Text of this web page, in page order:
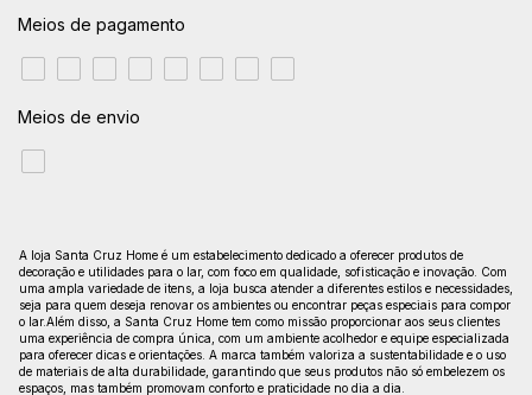
Meios de pagamento
Meios de envio
A loja Santa Cruz Home é um estabelecimento dedicado a oferecer produtos de
decoração e utilidades para o lar, com foco em qualidade, sofisticação e inovação. Com
uma ampla variedade de itens, a loja busca atender a diferentes estilos e necessidades,
seja para quem deseja renovar os ambientes ou encontrar peças especiais para compor
o lar.Além disso, a Santa Cruz Home tem como missão proporcionar aos seus clientes
uma experiência de compra única, com um ambiente acolhedor e equipe especializada
para oferecer dicas e orientações. A marca também valoriza a sustentabilidade e o uso
de materiais de alta durabilidade, garantindo que seus produtos não só embelezem os
espaços, mas também promovam conforto e praticidade no dia a dia.